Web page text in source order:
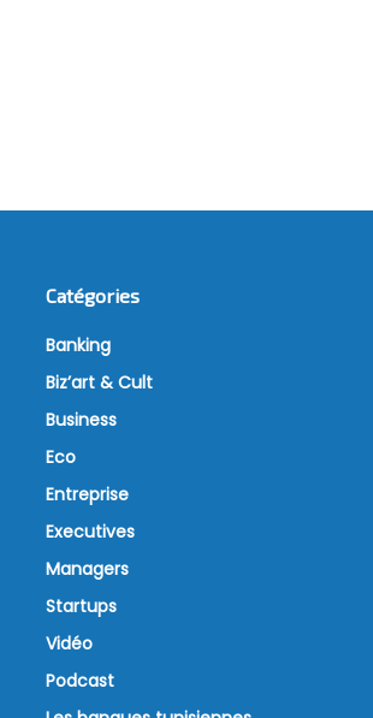
Catégories
Banking
Biz’art & Cult
Business
Eco
Entreprise
Executives
Managers
Startups
Vidéo
Podcast